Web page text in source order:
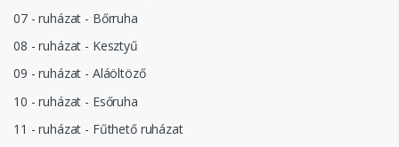
07 - ruházat - Bőrruha
08 - ruházat - Kesztyű
09 - ruházat - Aláöltöző
10 - ruházat - Esőruha
11 - ruházat - Fűthető ruházat